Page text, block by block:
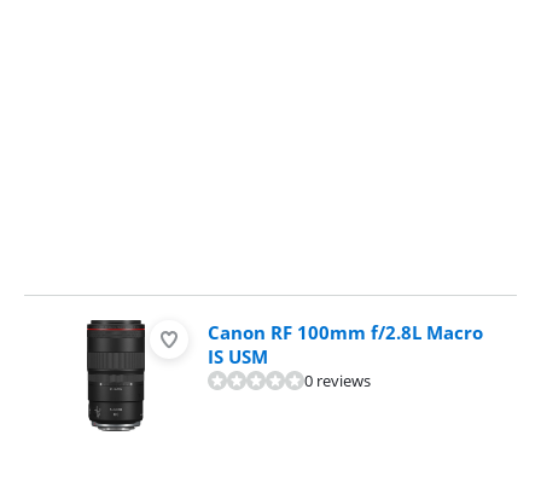
Canon RF 100mm f/2.8L Macro
IS USM
0 reviews